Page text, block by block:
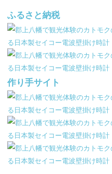
ふるさと納税
作り手サイト